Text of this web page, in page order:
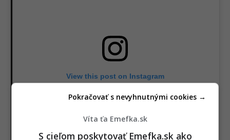
View this post on Instagram
Víta ťa Emefka.sk
S cieľom poskytovať Emefka.sk ako
Pokračovať s nevyhnutnými cookies →